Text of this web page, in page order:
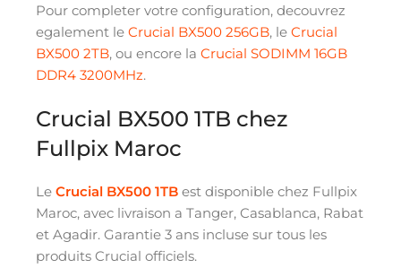
Pour completer votre configuration, decouvrez
egalement le Crucial BX500 256GB, le Crucial
BX500 2TB, ou encore la Crucial SODIMM 16GB
DDR4 3200MHz.
Crucial BX500 1TB chez
Fullpix Maroc
Le Crucial BX500 1TB est disponible chez Fullpix
Maroc, avec livraison a Tanger, Casablanca, Rabat
et Agadir. Garantie 3 ans incluse sur tous les
produits Crucial officiels.